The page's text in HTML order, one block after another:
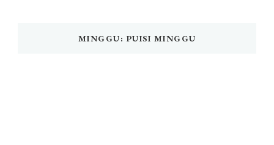
MINGGU: PUISI MINGGU